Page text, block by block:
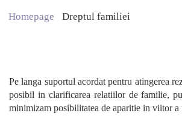
Homepage Dreptul familiei
Pe langa suportul acordat pentru atingerea
posibil in clarificarea relatiilor de familie,
minimizam posibilitatea de aparitie in viitor a